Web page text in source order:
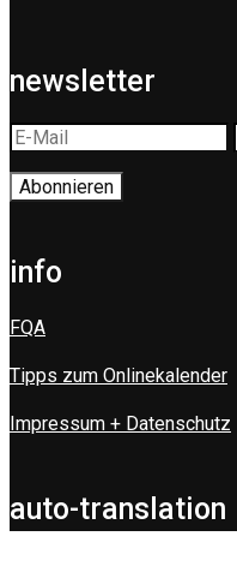
newsletter
info
FQA
Tipps zum Onlinekalender
Impressum + Datenschutz
auto-translation